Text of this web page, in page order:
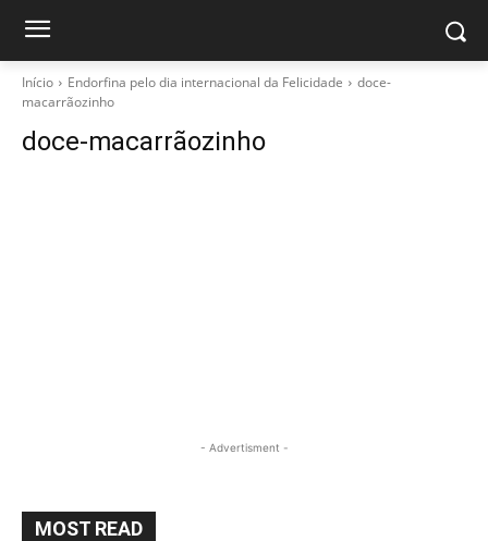
Início Endorfina pelo dia internacional da Felicidade
doce-
macarrãozinho
doce-macarrãozinho
- Advertisment -
MOST READ